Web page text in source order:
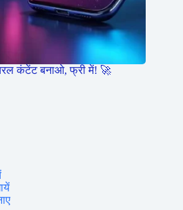
कंटेंट बनाओ, फ्री में! 🚀